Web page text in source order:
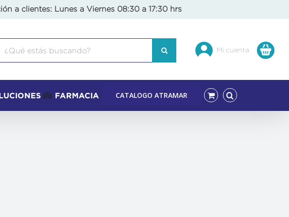
a clientes: Lunes a Viernes 08:30 a 17:30 hrs
Mi cuenta
FARMACIA CATALOGO ATRAMAR